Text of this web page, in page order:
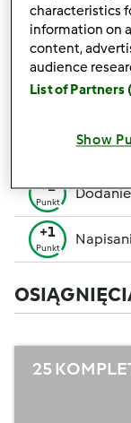
+50
Punktów
+10
+1
Punkt
+1
Punkt
25
characteristics
information on
content,
audience
List of Partners
Show